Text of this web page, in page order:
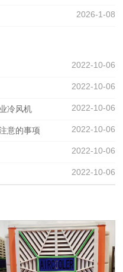
2026-1-08
2022-10-06
2022-10-06
2022-10-06
冷风机
2022-10-06
意的事项
2022-10-06
2022-10-06